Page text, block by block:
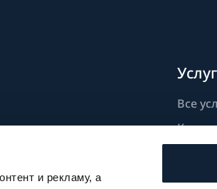
и рекламу, а
развитие
Все